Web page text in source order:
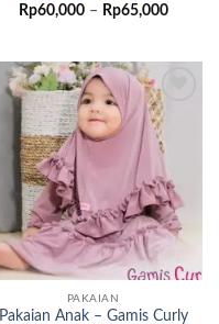
Rp60,000 – Rp65,000
Add to
wishlist
PAKAIAN
Pakaian Anak – Gamis Curly